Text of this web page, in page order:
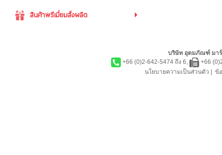
สินค้าพรีเมี่ยมสั่งผลิต
บริษัท อุดมภัณฑ์ มาร์
+66 (0)2-642-5474 ถึง 6,
+66
นโยบายความเป็นส่วนตัว
ข้